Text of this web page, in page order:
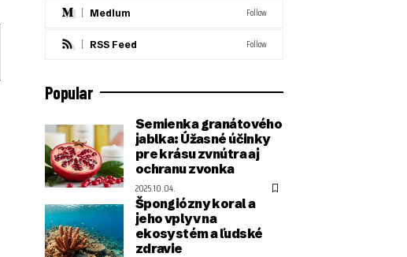
Medium Follow
RSS Feed Follow
Popular
Semienka granátového
jablka: Úžasné účinky
pre krásu zvnútra aj
ochranu zvonka
2025.10.04.
Špongiózny koral a
jeho vplyv na
ekosystém a ľudské
zdravie